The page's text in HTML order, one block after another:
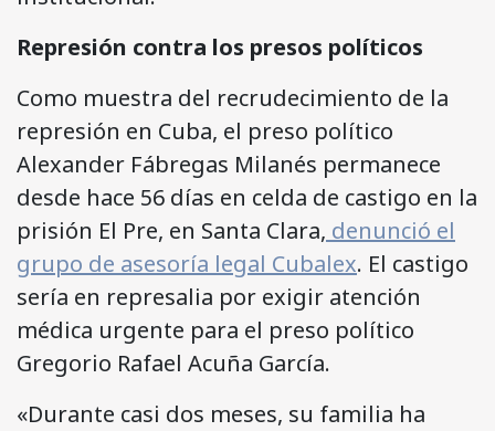
Represión contra los presos políticos
Como muestra del recrudecimiento de la
represión en Cuba, el preso político
Alexander Fábregas Milanés permanece
desde hace 56 días en celda de castigo en la
prisión El Pre, en Santa Clara, denunció el
grupo de asesoría legal Cubalex. El castigo
sería en represalia por exigir atención
médica urgente para el preso político
Gregorio Rafael Acuña García.
«Durante casi dos meses, su familia ha